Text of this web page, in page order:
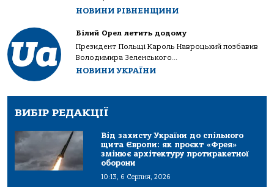
НОВИНИ РІВНЕНЩИНИ
Білий Орел летить додому
Президент Польщі Кароль Навроцький позбавив
Володимира Зеленського...
НОВИНИ УКРАЇНИ
ВИБІР РЕДАКЦІЇ
Від захисту України до спільного
щита Європи: як проєкт «Фрея»
змінює архітектуру протиракетної
оборони
10:13, 6 Серпня, 2026